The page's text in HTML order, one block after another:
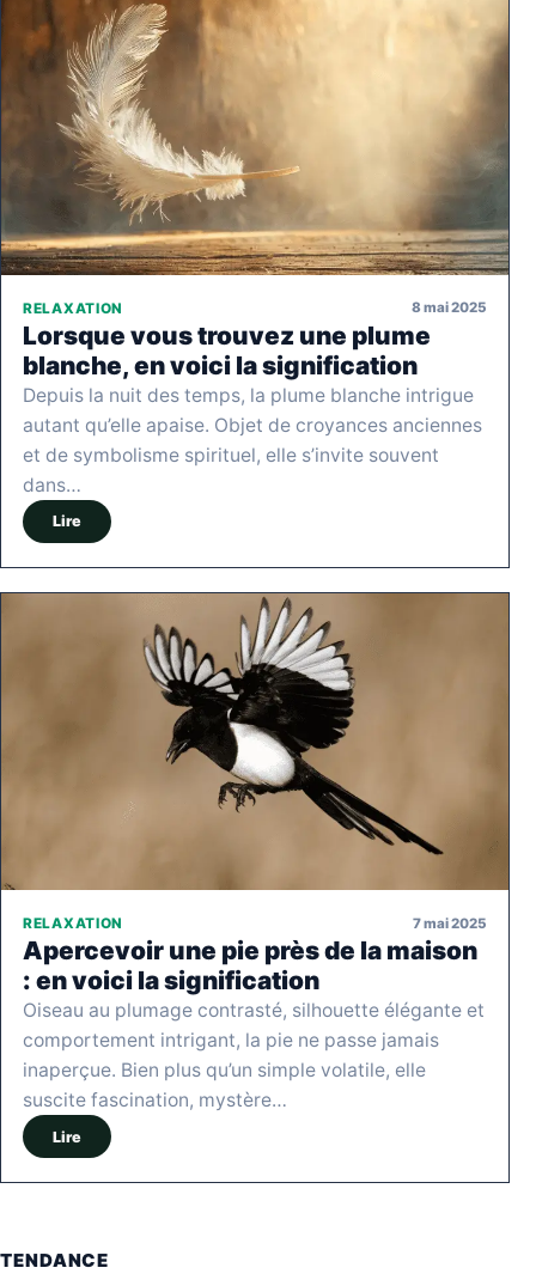
RELAXATION 8 mai 2025
Lorsque vous trouvez une plume
blanche, en voici la signification
Depuis la nuit des temps, la plume blanche intrigue
autant qu’elle apaise. Objet de croyances anciennes
et de symbolisme spirituel, elle s’invite souvent
dans…
Lire
RELAXATION 7 mai 2025
Apercevoir une pie près de la maison
: en voici la signification
Oiseau au plumage contrasté, silhouette élégante et
comportement intrigant, la pie ne passe jamais
inaperçue. Bien plus qu’un simple volatile, elle
suscite fascination, mystère…
Lire
TENDANCE